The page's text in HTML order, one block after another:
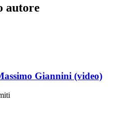
autore
Giannini (video)